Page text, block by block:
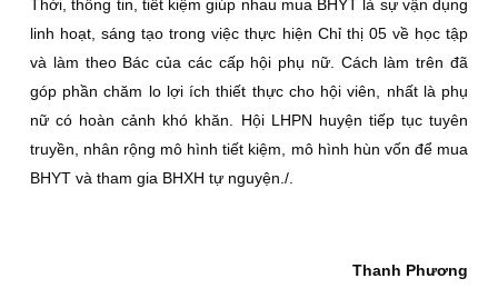
Thời, thông tin, tiết kiệm giúp nhau mua BHYT là sự vận dụng
linh hoạt, sáng tạo trong việc thực hiện Chỉ thị 05 về học tập
và làm theo Bác của các cấp hội phụ nữ. Cách làm trên đã
góp phần chăm lo lợi ích thiết thực cho hội viên, nhất là phụ
nữ có hoàn cảnh khó khăn. Hội LHPN huyện tiếp tục tuyên
truyền, nhân rộng mô hình tiết kiệm, mô hình hùn vốn để mua
BHYT và tham gia BHXH tự nguyện./.
Thanh Phương